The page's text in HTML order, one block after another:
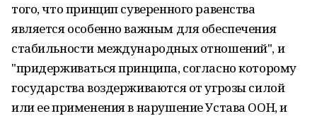
того, что принцип суверенного равенства
является особенно важным для обеспечения
стабильности международных отношений", и
"придерживаться принципа, согласно которому
государства воздерживаются от угрозы силой
или ее применения в нарушение Устава ООН, и